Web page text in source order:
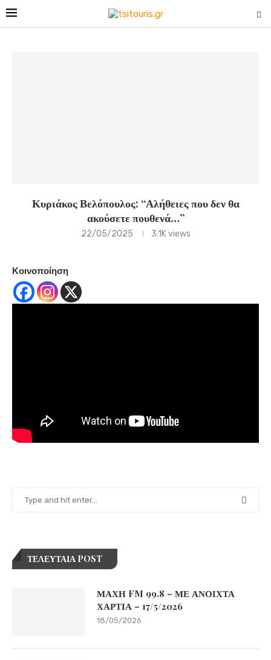
Κυριάκος Βελόπουλος: “Αλήθειες που δεν θα
ακούσετε πουθενά…”
22/05/2025 3.1Kviews
Κοινοποίηση
ΤΕΛΕΥΤΑΙΑ POST
ΜΑΧΗ FM 99.8 – ΜΕ ΑΝΟΙΧΤΑ
ΧΑΡΤΙΑ – 17/5/2026
18/05/2026